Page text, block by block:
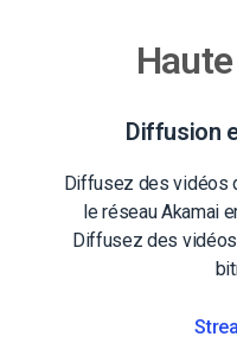
Diffusion
Diffusez des vidéos
le réseau Akamai
Diffusez des